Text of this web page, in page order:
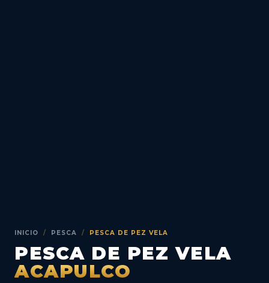
INICIO / PESCA / PESCA DE PEZ VELA
PESCA DE PEZ VELA
ACAPULCO